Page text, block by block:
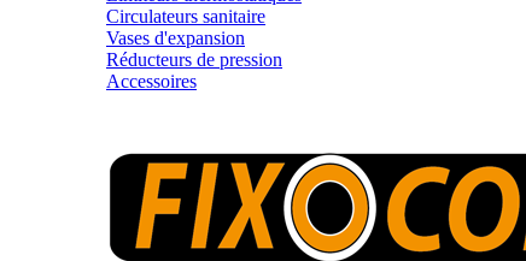
Circulateurs sanitaire
Vases d'expansion
Réducteurs de pression
Accessoires